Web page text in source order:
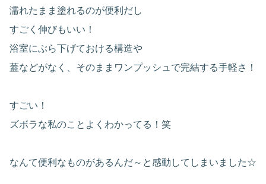
濡れたまま塗れるのが便利だし
すごく伸びもいい！
浴室にぶら下げておける構造や
蓋などがなく、そのままワンプッシュで完結する手軽さ！
すごい！
ズボラな私のことよくわかってる！笑
なんて便利なものがあるんだ～と感動してしまいました☆